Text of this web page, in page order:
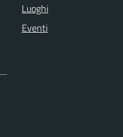
Luoghi
Eventi